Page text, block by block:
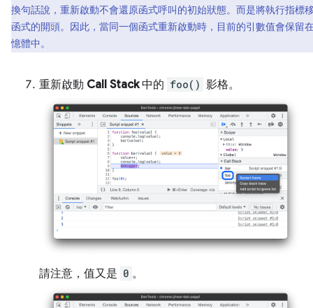
換句話說，重新啟動不會還原函式呼叫的初始狀態。而是將執行指標
函式的開頭。因此，當同一個函式重新啟動時，目前的引數值會保留
憶體中。
重新啟動 Call Stack中的 foo() 影格。
請注意，值又是 0 。